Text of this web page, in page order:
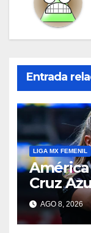
Entrada
LIGA MX FEMENIL
Cruz
casa
AGO 8, 2026